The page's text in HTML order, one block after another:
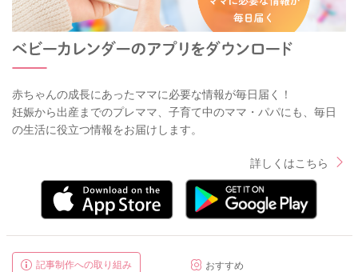
赤ちゃんの成長にあったママに必要な情報が毎日届く！
妊娠から出産までのプレママ、子育て中のママ・パパにも、毎日
の生活に役立つ情報をお届けします。
詳しくはこちら
記事制作への取り組み
おすすめ